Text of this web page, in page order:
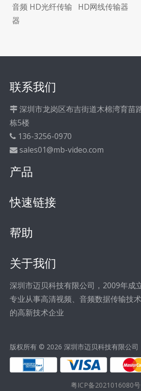
音频 HD光纤传输
器
HD网线传输器
联系我们
 深圳市龙岗区布吉街道木棉湾育苗
栋5楼
 136-3256-0970
 sales01@mb-video.com
产品
快速链接
帮助
关于我们
深圳市迈贝科技有限公司，2009年成
专业从事高清视频、音频数据传输技
的高新技术企业
版权所有 © 2026 深圳市迈贝科技有限公司
粤ICP备2021016080